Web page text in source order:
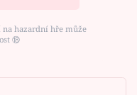
hazardní hře může
⑱